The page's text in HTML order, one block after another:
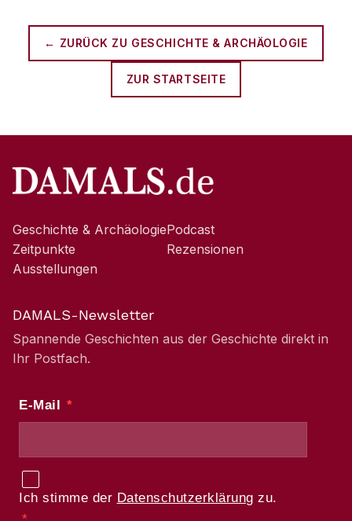
← ZURÜCK ZU GESCHICHTE & ARCHÄOLOGIE
ZUR STARTSEITE
Geschichte & Archäologie
Zeitpunkte
Ausstellungen
Podcast
Rezensionen
DAMALS-Newsletter
Spannende Geschichten aus der Geschichte direkt in
Ihr Postfach.